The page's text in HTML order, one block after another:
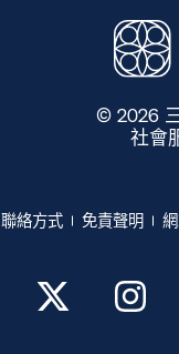
© 2026
社會
聯絡方式​​ 免責聲明​​